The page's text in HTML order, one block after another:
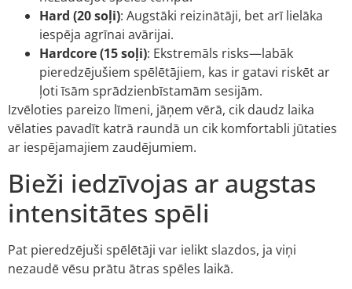
Hard (20 soļi): Augstāki reizinātāji, bet arī lielāka
iespēja agrīnai avārijai.
Hardcore (15 soļi): Ekstremāls risks—labāk
pieredzējušiem spēlētājiem, kas ir gatavi riskēt ar
ļoti īsām sprādzienbīstamām sesijām.
Izvēloties pareizo līmeni, jāņem vērā, cik daudz laika
vēlaties pavadīt katrā raundā un cik komfortabli jūtaties
ar iespējamajiem zaudējumiem.
Bieži iedzīvojas ar augstas
intensitātes spēli
Pat pieredzējuši spēlētāji var ielikt slazdos, ja viņi
nezaudē vēsu prātu ātras spēles laikā.